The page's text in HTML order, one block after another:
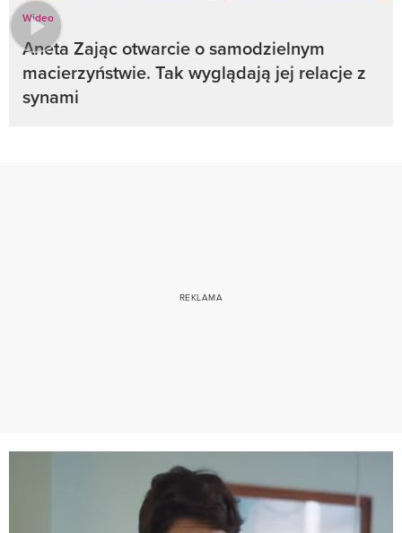
Wideo
Aneta Zając otwarcie o samodzielnym
macierzyństwie. Tak wyglądają jej relacje z
synami